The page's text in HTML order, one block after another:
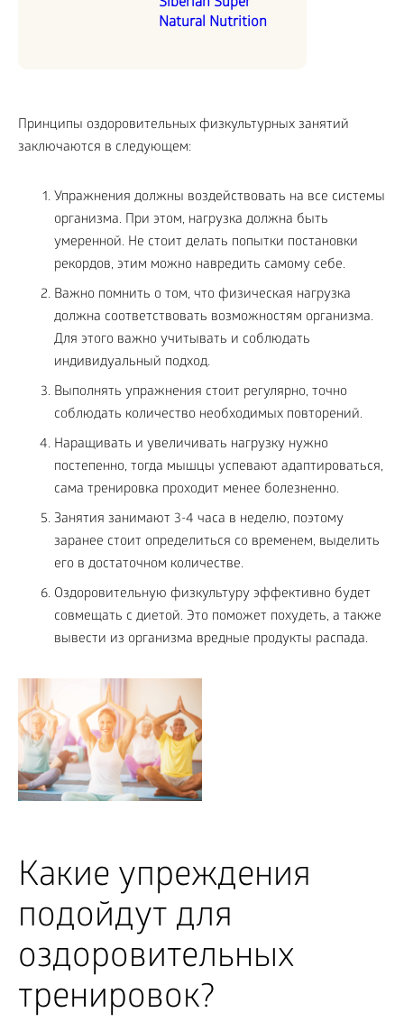
Natural Nutrition
Принципы оздоровительных физкультурных занятий
заключаются в следующем:
Упражнения должны воздействовать на все системы
организма. При этом, нагрузка должна быть
умеренной. Не стоит делать попытки постановки
рекордов, этим можно навредить самому себе.
Важно помнить о том, что физическая нагрузка
должна соответствовать возможностям организма.
Для этого важно учитывать и соблюдать
индивидуальный подход.
Выполнять упражнения стоит регулярно, точно
соблюдать количество необходимых повторений.
Наращивать и увеличивать нагрузку нужно
постепенно, тогда мышцы успевают адаптироваться,
сама тренировка проходит менее болезненно.
Занятия занимают 3-4 часа в неделю, поэтому
заранее стоит определиться со временем, выделить
его в достаточном количестве.
Оздоровительную физкультуру эффективно будет
совмещать с диетой. Это поможет похудеть, а также
вывести из организма вредные продукты распада.
Какие упреждения
подойдут для
оздоровительных
тренировок?